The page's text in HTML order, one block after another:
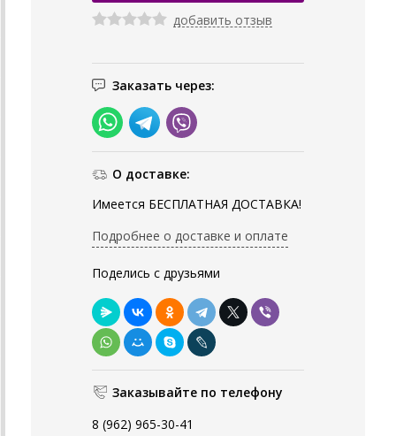
добавить отзыв
Заказать через:
О доставке:
Имеется БЕСПЛАТНАЯ ДОСТАВКА!
Подробнее о доставке и оплате
Поделись с друзьями
Заказывайте по телефону
8 (962) 965-30-41